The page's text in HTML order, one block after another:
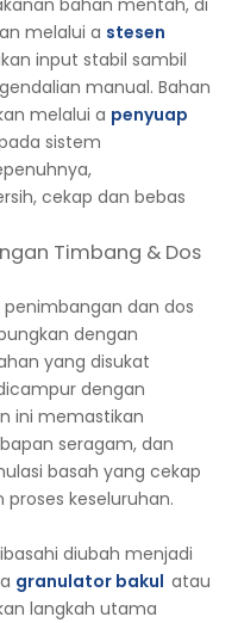
bahan mentah, di
melalui a stesen
input stabil sambil
manual. Bahan
melalui a penyuap
sistem
cekap dan bebas
Timbang & Dos
dan dos
dengan
yang disukat
dengan
ini memastikan
seragam, dan
basah yang cekap
keseluruhan.
diubah menjadi
granulator bakul atau
langkah utama